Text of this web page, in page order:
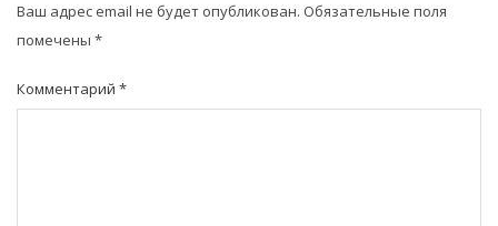
Ваш адрес email не будет опубликован. Обязательные поля
помечены *
Комментарий *